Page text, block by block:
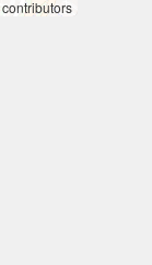
contributors